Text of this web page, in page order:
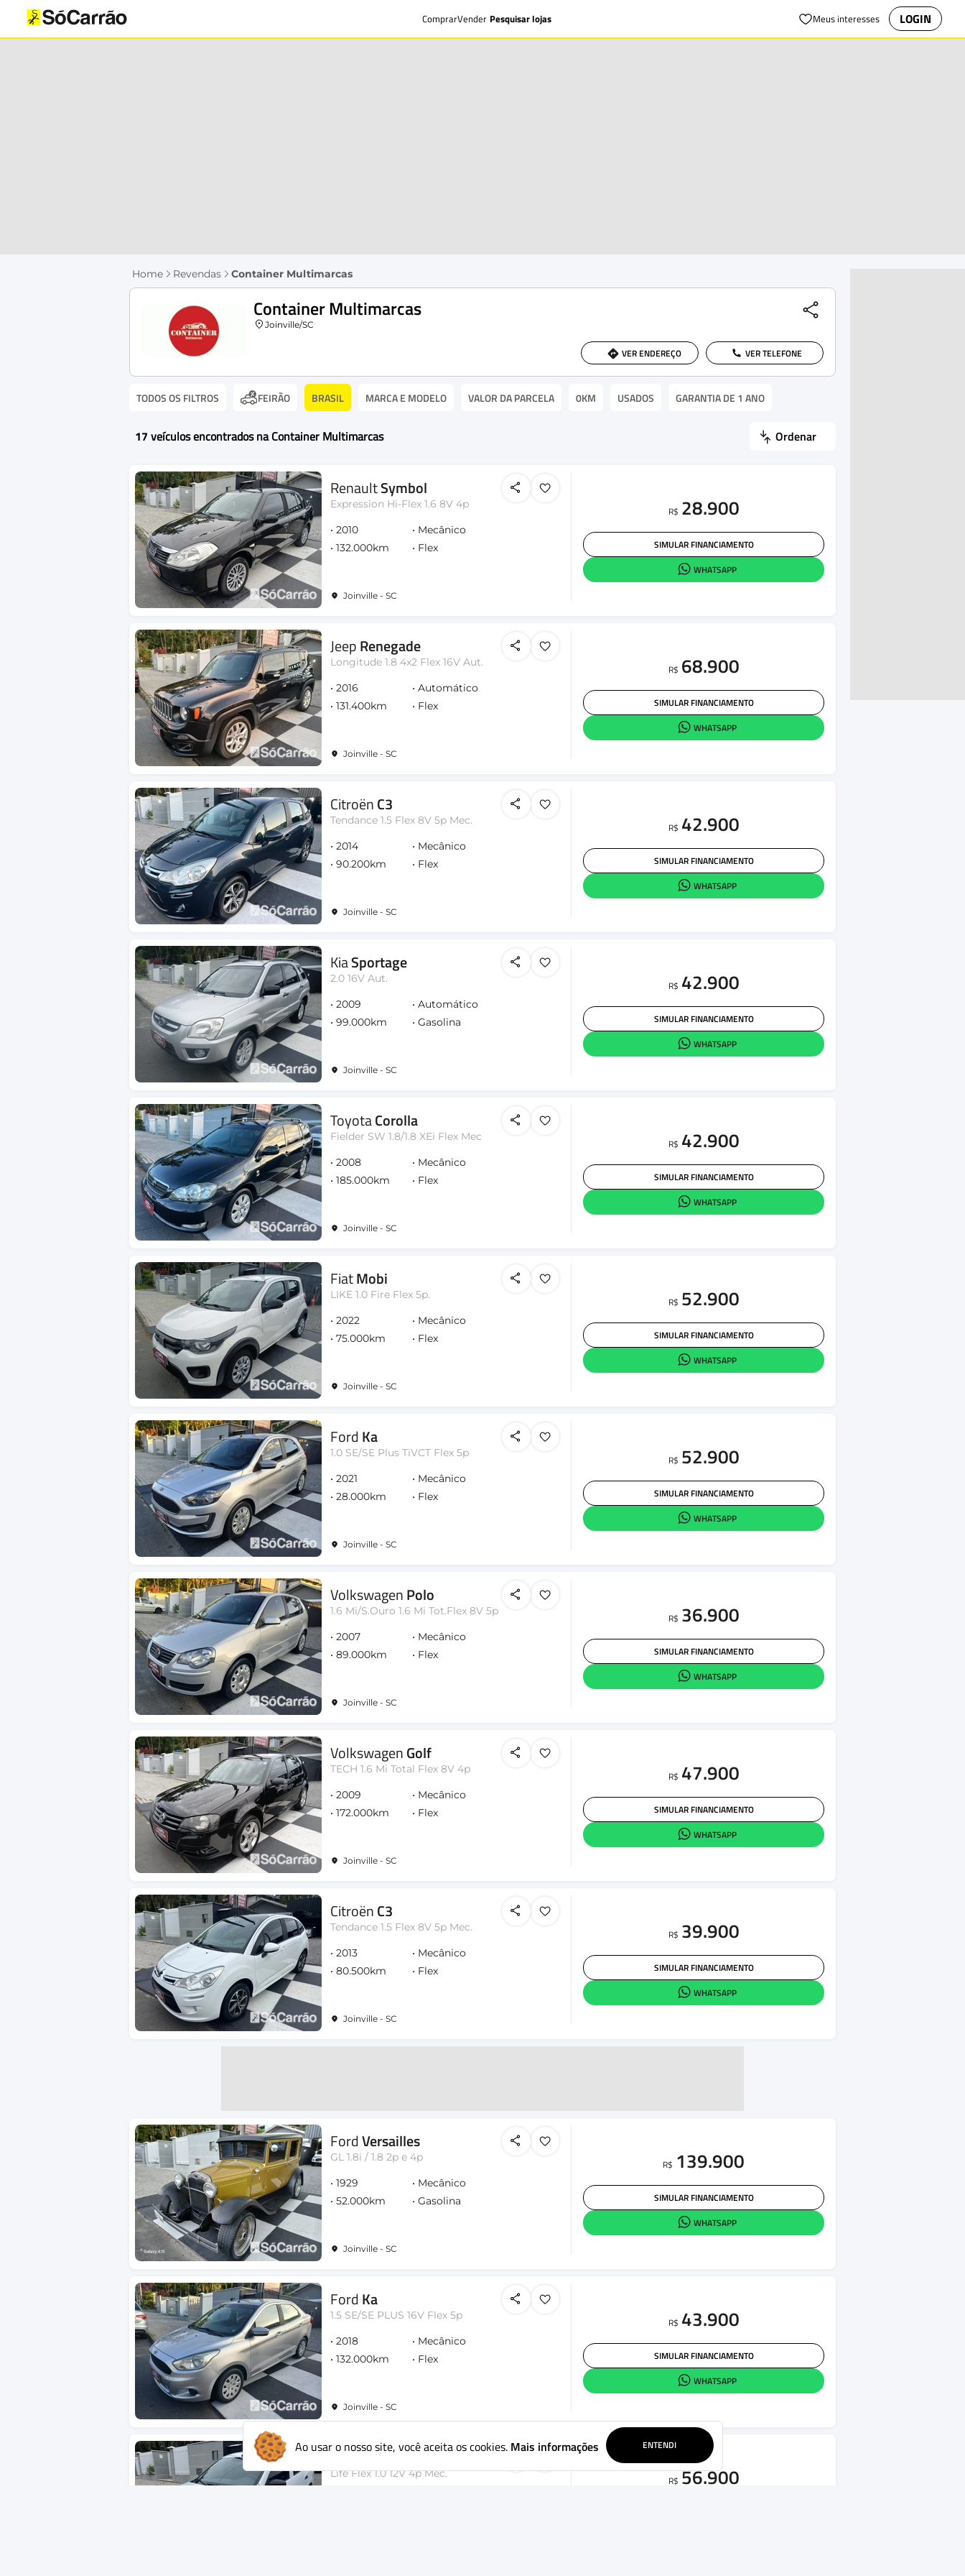
ComprarVender Pesquisar lojas Meus interesses LOGIN
Home Revendas Container Multimarcas
Container Multimarcas
Joinville/SC
VER ENDEREÇO VER TELEFONE
TODOS OS FILTROS FEIRÃO BRASIL MARCA E MODELO VALOR DA PARCELA 0KM USADOS GARANTIA DE 1 ANO
17 veículos encontrados na Container Multimarcas Ordenar
RenaultSymbol
Expression Hi-Flex 1.6 8V 4p
2010
Mecânico
132.000km
Flex
Joinville - SC
R$ 28.900
SIMULAR FINANCIAMENTO
WHATSAPP
JeepRenegade
Longitude 1.8 4x2 Flex 16V Aut.
2016
Automático
131.400km
Flex
Joinville - SC
R$ 68.900
SIMULAR FINANCIAMENTO
WHATSAPP
CitroënC3
Tendance 1.5 Flex 8V 5p Mec.
2014
Mecânico
90.200km
Flex
Joinville - SC
R$ 42.900
SIMULAR FINANCIAMENTO
WHATSAPP
KiaSportage
2.0 16V Aut.
2009
Automático
99.000km
Gasolina
Joinville - SC
R$ 42.900
SIMULAR FINANCIAMENTO
WHATSAPP
ToyotaCorolla
Fielder SW 1.8/1.8 XEi Flex Mec
2008
Mecânico
185.000km
Flex
Joinville - SC
R$ 42.900
SIMULAR FINANCIAMENTO
WHATSAPP
FiatMobi
LIKE 1.0 Fire Flex 5p.
2022
Mecânico
75.000km
Flex
Joinville - SC
R$ 52.900
SIMULAR FINANCIAMENTO
WHATSAPP
FordKa
1.0 SE/SE Plus TiVCT Flex 5p
2021
Mecânico
28.000km
Flex
Joinville - SC
R$ 52.900
SIMULAR FINANCIAMENTO
WHATSAPP
VolkswagenPolo
1.6 Mi/S.Ouro 1.6 Mi Tot.Flex 8V 5p
2007
Mecânico
89.000km
Flex
Joinville - SC
R$ 36.900
SIMULAR FINANCIAMENTO
WHATSAPP
VolkswagenGolf
TECH 1.6 Mi Total Flex 8V 4p
2009
Mecânico
172.000km
Flex
Joinville - SC
R$ 47.900
SIMULAR FINANCIAMENTO
WHATSAPP
CitroënC3
Tendance 1.5 Flex 8V 5p Mec.
2013
Mecânico
80.500km
Flex
Joinville - SC
R$ 39.900
SIMULAR FINANCIAMENTO
WHATSAPP
FordVersailles
GL 1.8i / 1.8 2p e 4p
1929
Mecânico
52.000km
Gasolina
Joinville - SC
R$ 139.900
SIMULAR FINANCIAMENTO
WHATSAPP
FordKa
1.5 SE/SE PLUS 16V Flex 5p
2018
Mecânico
132.000km
Flex
Joinville - SC
R$ 43.900
SIMULAR FINANCIAMENTO
WHATSAPP
RenaultLogan
Life Flex 1.0 12V 4p Mec.
R$ 56.900
Ao usar o nosso site, você aceita os cookies. Mais informações ENTENDI